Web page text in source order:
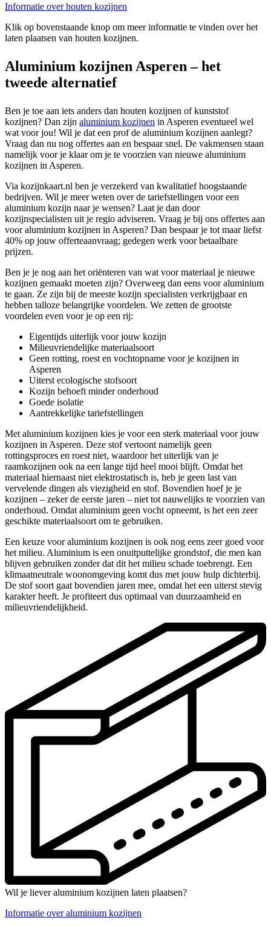
Informatie over houten kozijnen
Klik op bovenstaande knop om meer informatie te vinden over het
laten plaatsen van houten kozijnen.
Aluminium kozijnen Asperen – het
tweede alternatief
Ben je toe aan iets anders dan houten kozijnen of kunststof
kozijnen? Dan zijn aluminium kozijnen in Asperen eventueel wel
wat voor jou! Wil je dat een prof de aluminium kozijnen aanlegt?
Vraag dan nu nog offertes aan en bespaar snel. De vakmensen staan
namelijk voor je klaar om je te voorzien van nieuwe aluminium
kozijnen in Asperen.
Via kozijnkaart.nl ben je verzekerd van kwalitatief hoogstaande
bedrijven. Wil je meer weten over de tariefstellingen voor een
aluminium kozijn naar je wensen? Laat je dan door
kozijnspecialisten uit je regio adviseren. Vraag je bij ons offertes aan
voor aluminium kozijnen in Asperen? Dan bespaar je tot maar liefst
40% op jouw offerteaanvraag; gedegen werk voor betaalbare
prijzen.
Ben je je nog aan het oriënteren van wat voor materiaal je nieuwe
kozijnen gemaakt moeten zijn? Overweeg dan eens voor aluminium
te gaan. Ze zijn bij de meeste kozijn specialisten verkrijgbaar en
hebben talloze belangrijke voordelen. We zetten de grootste
voordelen even voor je op een rij:
Eigentijds uiterlijk voor jouw kozijn
Milieuvriendelijke materiaalsoort
Geen rotting, roest en vochtopname voor je kozijnen in
Asperen
Uiterst ecologische stofsoort
Kozijn behoeft minder onderhoud
Goede isolatie
Aantrekkelijke tariefstellingen
Met aluminium kozijnen kies je voor een sterk materiaal voor jouw
kozijnen in Asperen. Deze stof vertoont namelijk geen
rottingsproces en roest niet, waardoor het uiterlijk van je
raamkozijnen ook na een lange tijd heel mooi blijft. Omdat het
materiaal hiernaast niet elektrostatisch is, heb je geen last van
vervelende dingen als viezigheid en stof. Bovendien hoef je je
kozijnen – zeker de eerste jaren – niet tot nauwelijks te voorzien van
onderhoud. Omdat aluminium geen vocht opneemt, is het een zeer
geschikte materiaalsoort om te gebruiken.
Een keuze voor aluminium kozijnen is ook nog eens zeer goed voor
het milieu. Aluminium is een onuitputtelijke grondstof, die men kan
blijven gebruiken zonder dat dit het milieu schade toebrengt. Een
klimaatneutrale woonomgeving komt dus met jouw hulp dichterbij.
De stof soort gaat bovendien jaren mee, omdat het een uiterst stevig
karakter heeft. Je profiteert dus optimaal van duurzaamheid en
milieuvriendelijkheid.
Wil je liever aluminium kozijnen laten plaatsen?
Informatie over aluminium kozijnen